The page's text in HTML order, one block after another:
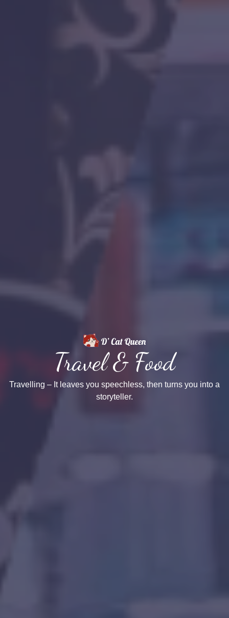
Travel & Food
Travelling – It leaves you speechless, then turns you into a
storyteller.